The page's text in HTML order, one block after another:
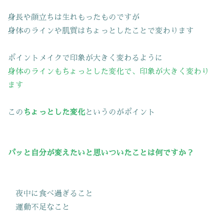
身長や顔立ちは生れもったものですが
身体のラインや肌質はちょっとしたことで変わります
ポイントメイクで印象が大きく変わるように
身体のラインもちょっとした変化で、印象が大きく変わり
ます
この ちょっとした変化というのがポイント
パッと自分が変えたいと思いついたことは何ですか？
夜中に食べ過ぎること
運動不足なこと